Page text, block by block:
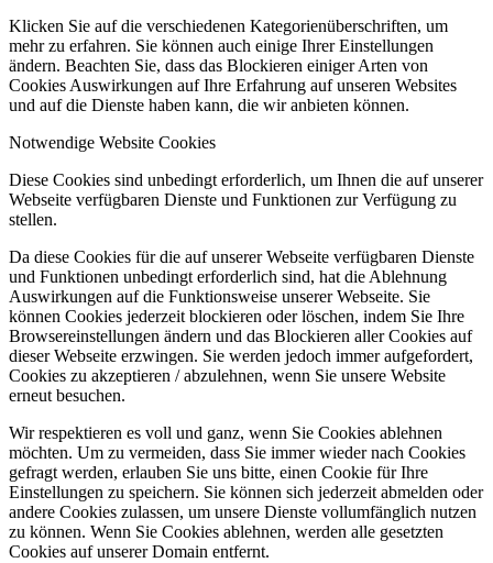
Klicken Sie auf die verschiedenen Kategorienüberschriften, um
mehr zu erfahren. Sie können auch einige Ihrer Einstellungen
ändern. Beachten Sie, dass das Blockieren einiger Arten von
Cookies Auswirkungen auf Ihre Erfahrung auf unseren Websites
und auf die Dienste haben kann, die wir anbieten können.
Notwendige Website Cookies
Diese Cookies sind unbedingt erforderlich, um Ihnen die auf unserer
Webseite verfügbaren Dienste und Funktionen zur Verfügung zu
stellen.
Da diese Cookies für die auf unserer Webseite verfügbaren Dienste
und Funktionen unbedingt erforderlich sind, hat die Ablehnung
Auswirkungen auf die Funktionsweise unserer Webseite. Sie
können Cookies jederzeit blockieren oder löschen, indem Sie Ihre
Browsereinstellungen ändern und das Blockieren aller Cookies auf
dieser Webseite erzwingen. Sie werden jedoch immer aufgefordert,
Cookies zu akzeptieren / abzulehnen, wenn Sie unsere Website
erneut besuchen.
Wir respektieren es voll und ganz, wenn Sie Cookies ablehnen
möchten. Um zu vermeiden, dass Sie immer wieder nach Cookies
gefragt werden, erlauben Sie uns bitte, einen Cookie für Ihre
Einstellungen zu speichern. Sie können sich jederzeit abmelden oder
andere Cookies zulassen, um unsere Dienste vollumfänglich nutzen
zu können. Wenn Sie Cookies ablehnen, werden alle gesetzten
Cookies auf unserer Domain entfernt.